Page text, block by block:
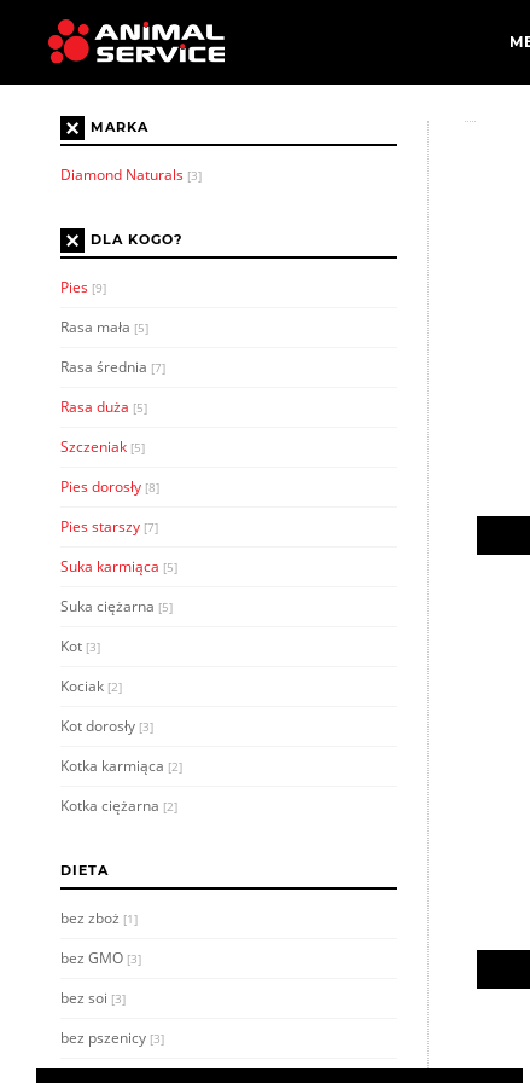
× MARKA
Diamond Naturals [3]
× DLA KOGO?
Pies [9]
Rasa mała [5]
Rasa średnia [7]
Rasa duża [5]
Szczeniak [5]
Pies dorosły [8]
Pies starszy [7]
Suka karmiąca [5]
Suka ciężarna [5]
Kot [3]
Kociak [2]
Kot dorosły [3]
Kotka karmiąca [2]
Kotka ciężarna [2]
DIETA
bez zboż [1]
bez GMO [3]
bez soi [3]
bez pszenicy [3]